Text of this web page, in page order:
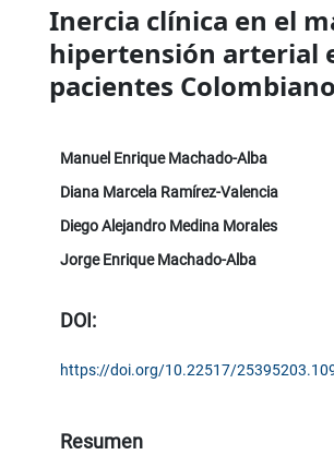
Inercia clínica en el
hipertensión arterial
pacientes
Manuel Enrique Machado-Alba
Diana Marcela Ramírez-Valencia
Diego Alejandro Medina Morales
Jorge Enrique Machado-Alba
DOI:
https://doi.org/10.22517/
Resumen